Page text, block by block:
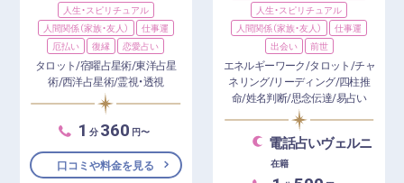
人生・スピリチュアル
人間関係（家族・友人）
仕事運
厄払い
復縁 恋愛占い
タロット/宿曜占星術/東洋占星
術/西洋占星術/霊視・透視
1 分 360 円〜
口コミや料金を見る
人生・スピリチュアル
人間関係（家族・友人）
仕事運
出会い
前世
エネルギーワーク/タロット/チャ
ネリング/リーディング/四柱推
命/姓名判断/思念伝達/易占い
電話占いヴェルニ
在籍